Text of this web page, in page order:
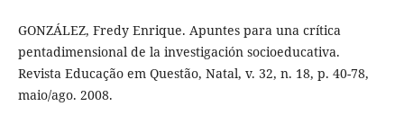
GONZÁLEZ, Fredy Enrique. Apuntes para una crítica
pentadimensional de la investigación socioeducativa.
Revista Educação em Questão, Natal, v. 32, n. 18, p. 40-78,
maio/ago. 2008.